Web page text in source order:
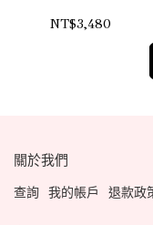
NT$3,480
關於我們
查詢 我的帳戶 退款政